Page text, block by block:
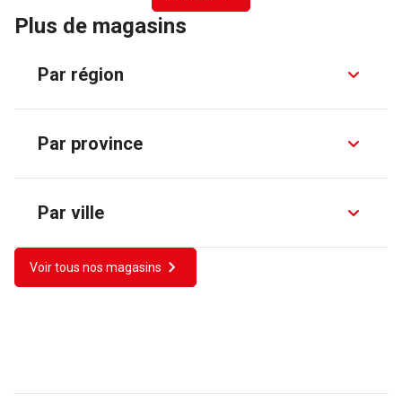
Plus de magasins
Par région
Par province
Par ville
Voir tous nos magasins